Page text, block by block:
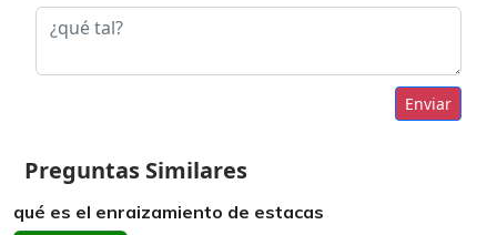
Enviar
Preguntas Similares
qué es el enraizamiento de estacas